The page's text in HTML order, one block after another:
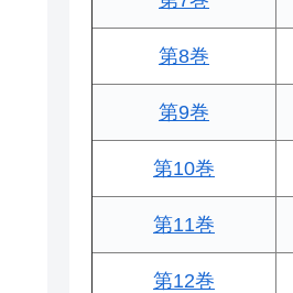
第8巻
第9巻
第10巻
第11巻
第12巻